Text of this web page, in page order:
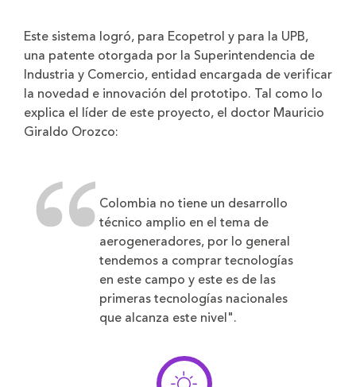
Este sistema logró, para Ecopetrol y para la UPB,
una patente otorgada por la Superintendencia de
Industria y Comercio, entidad encargada de verificar
la novedad e innovación del prototipo. Tal como lo
explica el líder de este proyecto, el doctor Mauricio
Giraldo Orozco:
Colombia no tiene un desarrollo
técnico amplio en el tema de
aerogeneradores, por lo general
tendemos a comprar tecnologías
en este campo y este es de las
primeras tecnologías nacionales
que alcanza este nivel".